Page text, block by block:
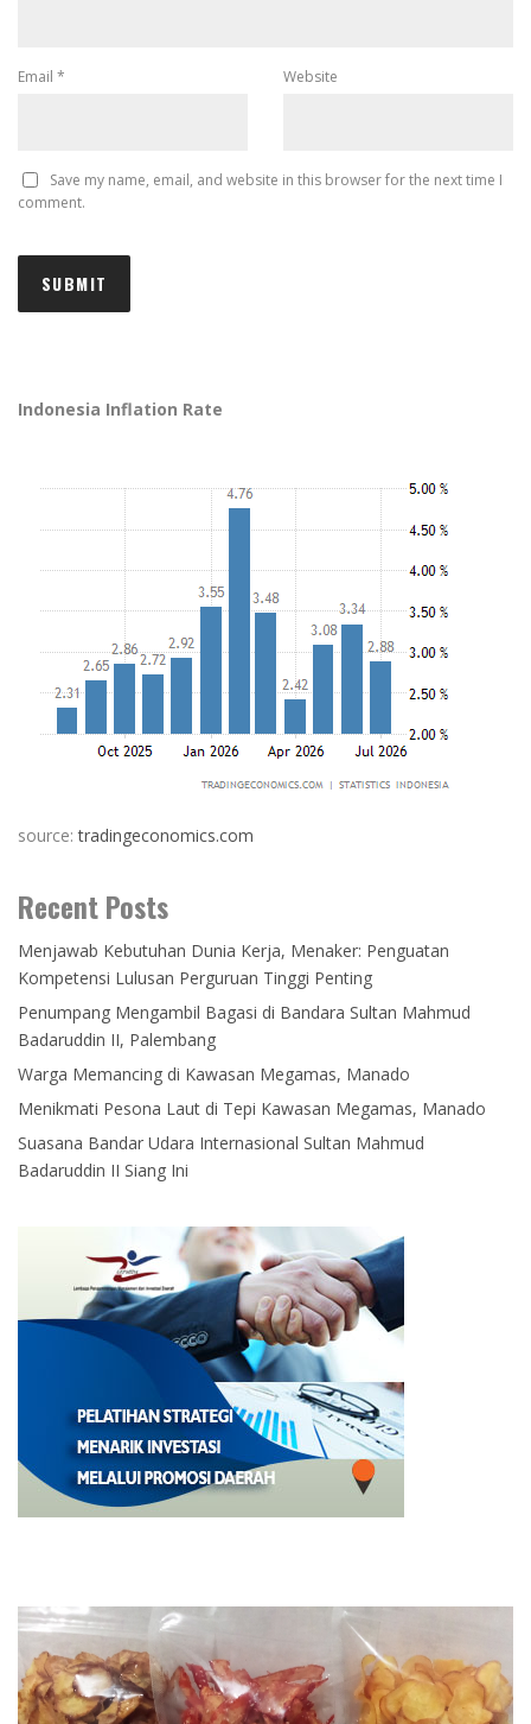
Email * Website
Save my name, email, and website in this browser for the next time I
comment.
Indonesia Inflation Rate
source:tradingeconomics.com
Recent Posts
Menjawab Kebutuhan Dunia Kerja, Menaker: Penguatan
Kompetensi Lulusan Perguruan Tinggi Penting
Penumpang Mengambil Bagasi di Bandara Sultan Mahmud
Badaruddin II, Palembang
Warga Memancing di Kawasan Megamas, Manado
Menikmati Pesona Laut di Tepi Kawasan Megamas, Manado
Suasana Bandar Udara Internasional Sultan Mahmud
Badaruddin II Siang Ini